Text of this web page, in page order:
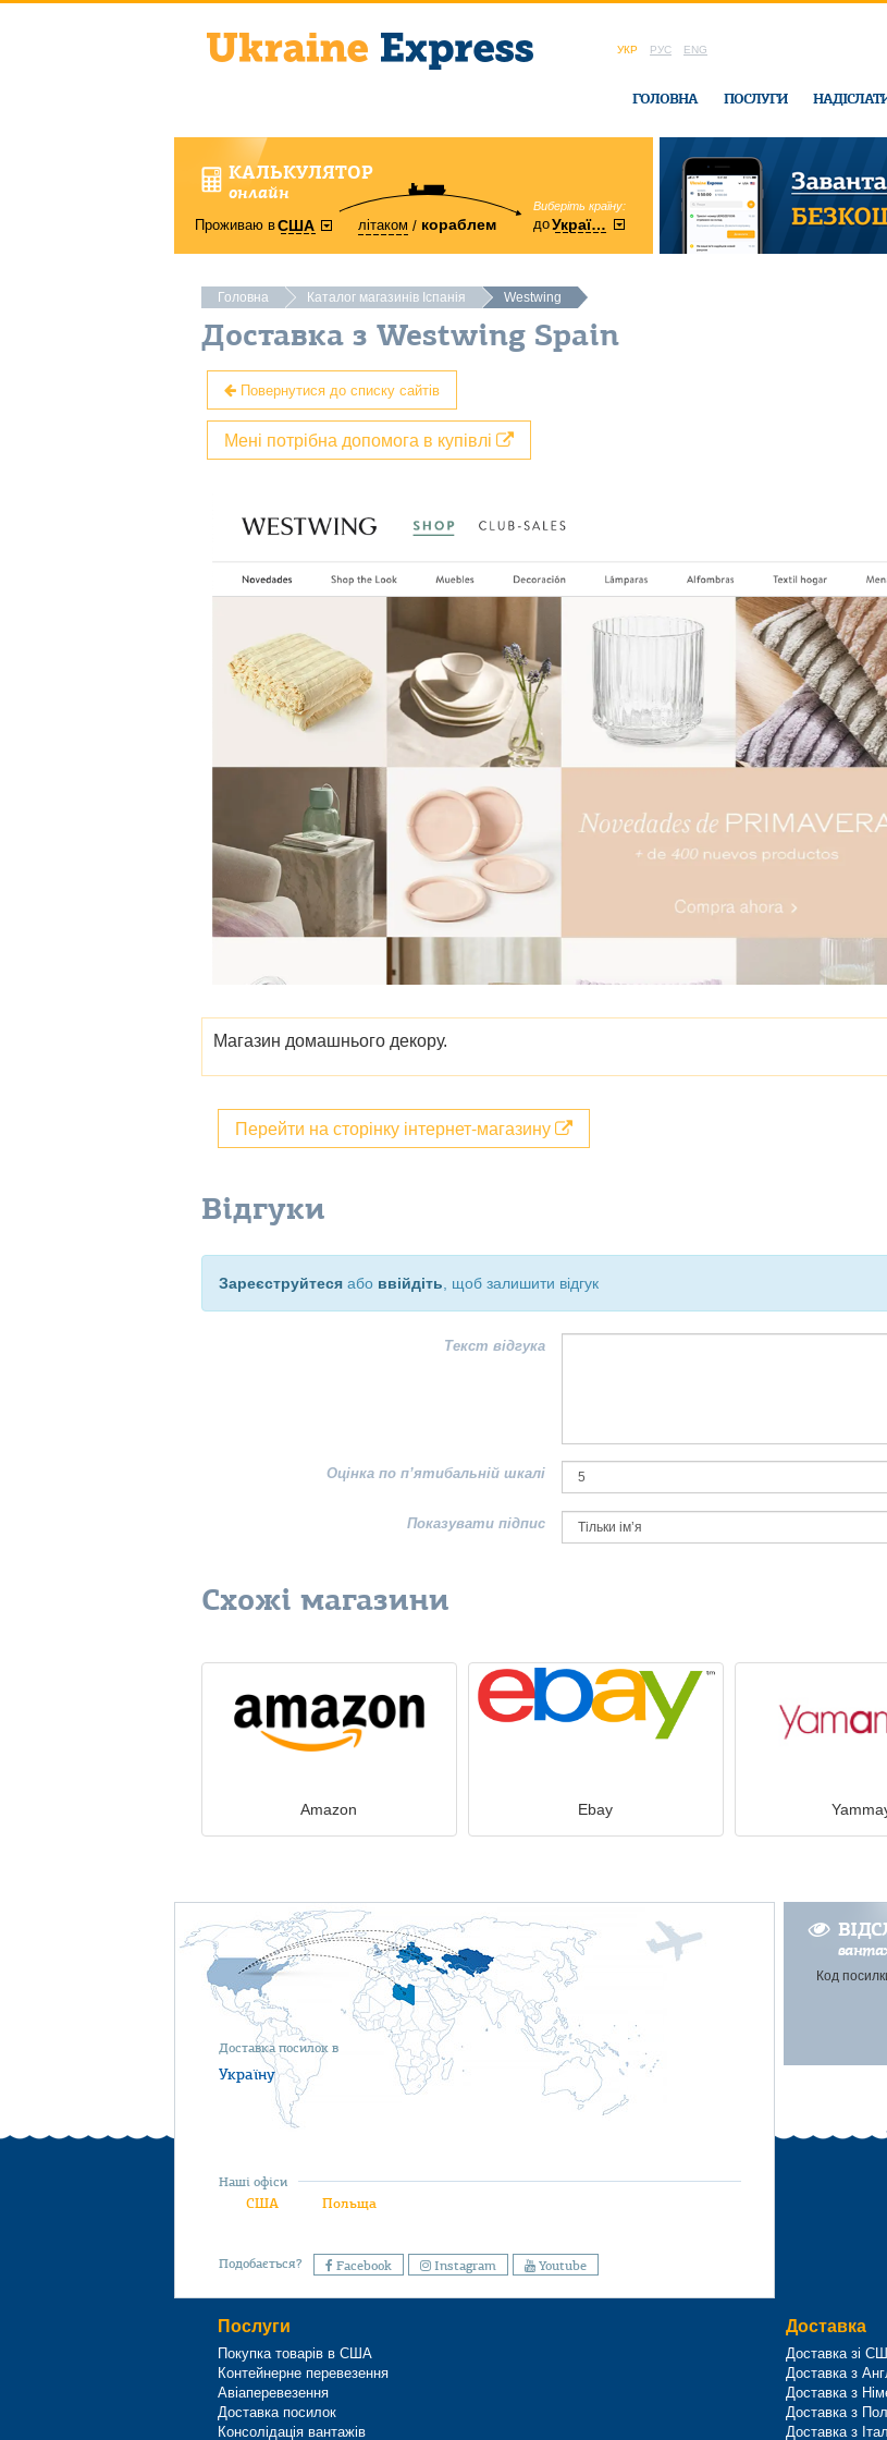
УКР РУС ENG
ГОЛОВНА ПОСЛУГИ
КАЛЬКУЛЯТОР
онлайн
Проживаю вСША літаком кораблем
Виберіть країну:
доУкраїни
область:
Вінницька в
Головна Каталог магазинів Іспанія Westwing
Доставка з Westwing Spain
Повернутися до списку сайтів
Мені потрібна допомога в купівлі
Магазин домашнього декору.
Перейти на сторінку інтернет-магазину
Відгуки
Зареєструйтеся або ввійдіть , щоб залишити відгук
Текст відгука
Оцінка по п’ятибальній шкалі
Показувати підпис
Схожі магазини
Amazon Ebay
Код
Доставка посилок в
Україну
Наші офіси
США Польща
Подобається? Facebook Instagram Youtube
Послуги
Покупка товарів в США
Контейнерне перевезення
Авіаперевезення
Доставка посилок
Консолідація вантажів
Доставка
Доставка зі
Доставка з
Доставка з
Доставка з
Доставка з